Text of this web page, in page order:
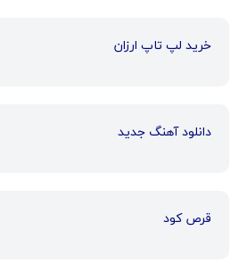
خرید لپ تاپ ارزان
دانلود آهنگ جدید
قرص کود